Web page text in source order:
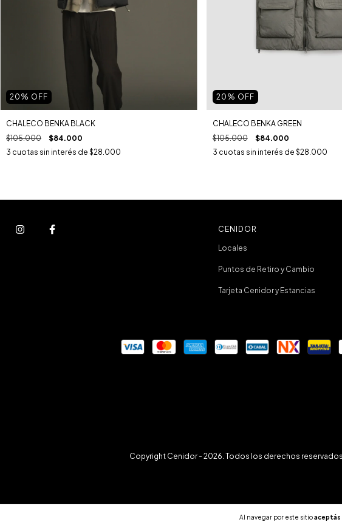
Al navegar por este sitioaceptás
20 % OFF
CHALECO BENKA BLACK
$105.000
$84.000
3 cuotas sin interés de $28.000
20 % OFF
CHALECO BENKA GREEN
$105.000
$84.000
3 cuotas sin interés de $28.000
CENIDOR
Locales
Puntos de Retiro y Cambio
Tarjeta Cenidor y Estancias
Copyright Cenidor - 2026. Todos los derechos reservados.